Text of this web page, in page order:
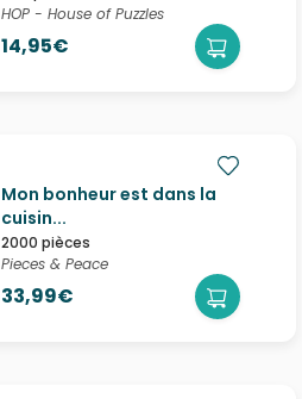
HOP - House of Puzzles
14,95€
Mon bonheur est dans la
cuisin...
2000 pièces
Pieces & Peace
33,99€